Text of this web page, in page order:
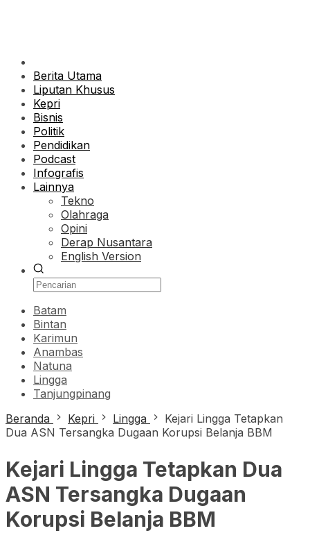
Berita Utama
Liputan Khusus
Kepri
Bisnis
Politik
Pendidikan
Podcast
Infografis
Lainnya
Tekno
Olahraga
Opini
Derap Nusantara
English Version
Batam
Bintan
Karimun
Anambas
Natuna
Lingga
Tanjungpinang
Beranda
Kepri Lingga
Kejari Lingga Tetapkan
Dua ASN Tersangka Dugaan Korupsi Belanja BBM
Kejari Lingga Tetapkan Dua
ASN Tersangka Dugaan
Korupsi Belanja BBM